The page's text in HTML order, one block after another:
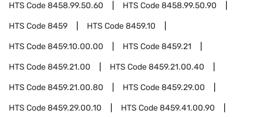
HTS Code8458.99.50.60 HTS Code8458.99.50.90
HTS Code8459 HTS Code8459.10
HTS Code8459.10.00.00 HTS Code8459.21
HTS Code8459.21.00 HTS Code8459.21.00.40
HTS Code8459.21.00.80 HTS Code8459.29.00
HTS Code8459.29.00.10 HTS Code8459.41.00.90